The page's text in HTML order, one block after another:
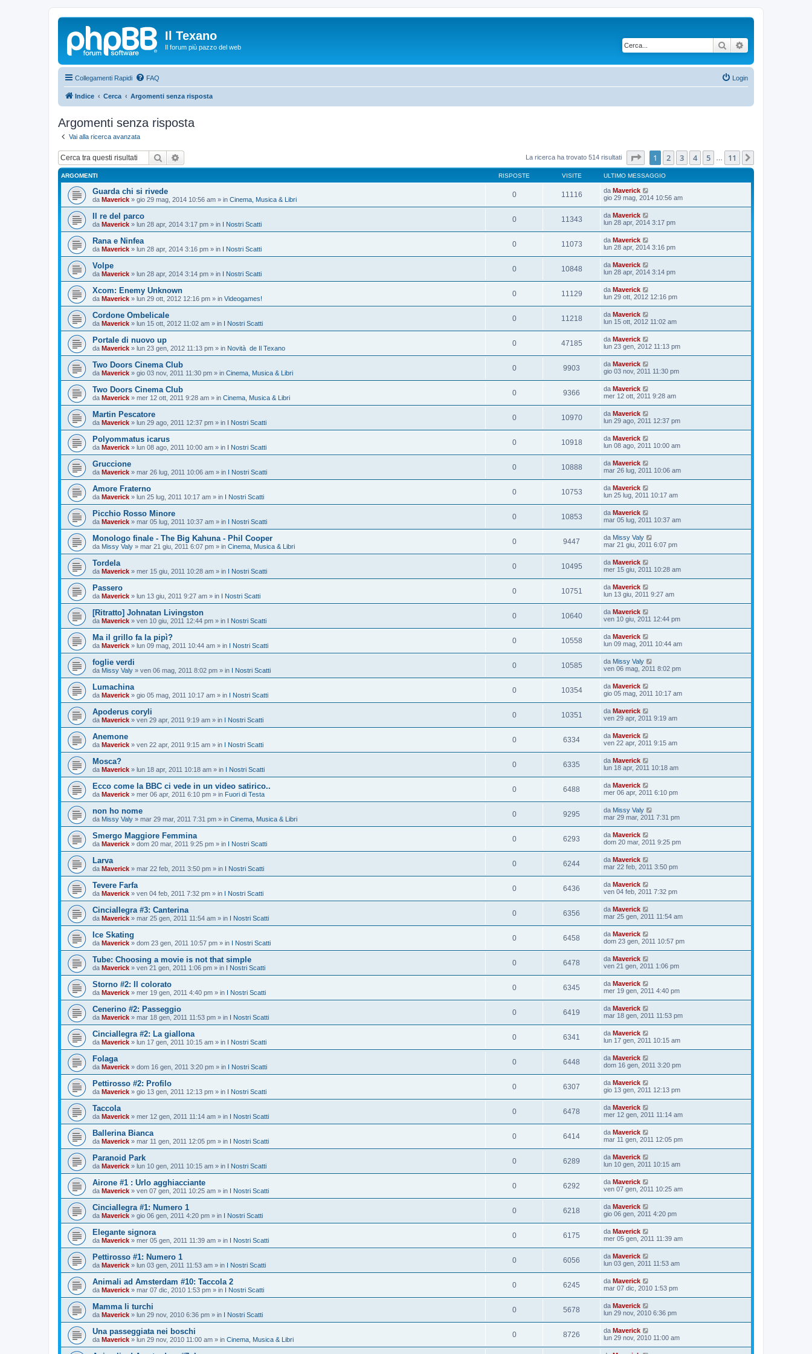
Il Texano
Il forum più pazzo del web Cerca
Collegamenti Rapidi FAQ Login
Indice Cerca Argomenti senza risposta
Argomenti senza risposta
Vai alla ricerca avanzata
Cerca La ricerca ha trovato 514 risultati Pagina1 di
1 2 3 4 5 11
ARGOMENTI RISPOSTE VISITE ULTIMO MESSAGGIO
Guarda chi si rivede
da Maverick » gio 29 mag, 2014 10:56 am » in Cinema, Musica & Libri
0 11116 da Maverick
gio 29 mag, 2014 10:56 am
Il re del parco
da Maverick » lun 28 apr, 2014 3:17 pm » in I Nostri Scatti
0 11343 da Maverick
lun 28 apr, 2014 3:17 pm
Rana e Ninfea
da Maverick » lun 28 apr, 2014 3:16 pm » in I Nostri Scatti
0 11073 da Maverick
lun 28 apr, 2014 3:16 pm
Volpe
da Maverick » lun 28 apr, 2014 3:14 pm » in I Nostri Scatti
0 10848 da Maverick
lun 28 apr, 2014 3:14 pm
Xcom: Enemy Unknown
da Maverick » lun 29 ott, 2012 12:16 pm » in Videogames!
0 11129 da Maverick
lun 29 ott, 2012 12:16 pm
Cordone Ombelicale
da Maverick » lun 15 ott, 2012 11:02 am » in I Nostri Scatti
0 11218 da Maverick
lun 15 ott, 2012 11:02 am
Portale di nuovo up
da Maverick » lun 23 gen, 2012 11:13 pm » in Novità de Il Texano
0 47185 da Maverick
lun 23 gen, 2012 11:13 pm
Two Doors Cinema Club
da Maverick » gio 03 nov, 2011 11:30 pm » in Cinema, Musica & Libri
0 9903 da Maverick
gio 03 nov, 2011 11:30 pm
Two Doors Cinema Club
da Maverick » mer 12 ott, 2011 9:28 am » in Cinema, Musica & Libri
0 9366 da Maverick
mer 12 ott, 2011 9:28 am
Martin Pescatore
da Maverick » lun 29 ago, 2011 12:37 pm » in I Nostri Scatti
0 10970 da Maverick
lun 29 ago, 2011 12:37 pm
Polyommatus icarus
da Maverick » lun 08 ago, 2011 10:00 am » in I Nostri Scatti
0 10918 da Maverick
lun 08 ago, 2011 10:00 am
Gruccione
da Maverick » mar 26 lug, 2011 10:06 am » in I Nostri Scatti
0 10888 da Maverick
mar 26 lug, 2011 10:06 am
Amore Fraterno
da Maverick » lun 25 lug, 2011 10:17 am » in I Nostri Scatti
0 10753 da Maverick
lun 25 lug, 2011 10:17 am
Picchio Rosso Minore
da Maverick » mar 05 lug, 2011 10:37 am » in I Nostri Scatti
0 10853 da Maverick
mar 05 lug, 2011 10:37 am
Monologo finale - The Big Kahuna - Phil Cooper
da Missy Valy » mar 21 giu, 2011 6:07 pm » in Cinema, Musica & Libri
0 9447 da Missy Valy
mar 21 giu, 2011 6:07 pm
Tordela
da Maverick » mer 15 giu, 2011 10:28 am » in I Nostri Scatti
0 10495 da Maverick
mer 15 giu, 2011 10:28 am
Passero
da Maverick » lun 13 giu, 2011 9:27 am » in I Nostri Scatti
0 10751 da Maverick
lun 13 giu, 2011 9:27 am
[Ritratto] Johnatan Livingston
da Maverick » ven 10 giu, 2011 12:44 pm » in I Nostri Scatti
0 10640 da Maverick
ven 10 giu, 2011 12:44 pm
Ma il grillo fa la pipì?
da Maverick » lun 09 mag, 2011 10:44 am » in I Nostri Scatti
0 10558 da Maverick
lun 09 mag, 2011 10:44 am
foglie verdi
da Missy Valy » ven 06 mag, 2011 8:02 pm » in I Nostri Scatti
0 10585 da Missy Valy
ven 06 mag, 2011 8:02 pm
Lumachina
da Maverick » gio 05 mag, 2011 10:17 am » in I Nostri Scatti
0 10354 da Maverick
gio 05 mag, 2011 10:17 am
Apoderus coryli
da Maverick » ven 29 apr, 2011 9:19 am » in I Nostri Scatti
0 10351 da Maverick
ven 29 apr, 2011 9:19 am
Anemone
da Maverick » ven 22 apr, 2011 9:15 am » in I Nostri Scatti
0 6334 da Maverick
ven 22 apr, 2011 9:15 am
Mosca?
da Maverick » lun 18 apr, 2011 10:18 am » in I Nostri Scatti
0 6335 da Maverick
lun 18 apr, 2011 10:18 am
Ecco come la BBC ci vede in un video satirico..
da Maverick » mer 06 apr, 2011 6:10 pm » in Fuori di Testa
0 6488 da Maverick
mer 06 apr, 2011 6:10 pm
non ho nome
da Missy Valy » mar 29 mar, 2011 7:31 pm » in Cinema, Musica & Libri
0 9295 da Missy Valy
mar 29 mar, 2011 7:31 pm
Smergo Maggiore Femmina
da Maverick » dom 20 mar, 2011 9:25 pm » in I Nostri Scatti
0 6293 da Maverick
dom 20 mar, 2011 9:25 pm
Larva
da Maverick » mar 22 feb, 2011 3:50 pm » in I Nostri Scatti
0 6244 da Maverick
mar 22 feb, 2011 3:50 pm
Tevere Farfa
da Maverick » ven 04 feb, 2011 7:32 pm » in I Nostri Scatti
0 6436 da Maverick
ven 04 feb, 2011 7:32 pm
Cinciallegra #3: Canterina
da Maverick » mar 25 gen, 2011 11:54 am » in I Nostri Scatti
0 6356 da Maverick
mar 25 gen, 2011 11:54 am
Ice Skating
da Maverick » dom 23 gen, 2011 10:57 pm » in I Nostri Scatti
0 6458 da Maverick
dom 23 gen, 2011 10:57 pm
Tube: Choosing a movie is not that simple
da Maverick » ven 21 gen, 2011 1:06 pm » in I Nostri Scatti
0 6478 da Maverick
ven 21 gen, 2011 1:06 pm
Storno #2: Il colorato
da Maverick » mer 19 gen, 2011 4:40 pm » in I Nostri Scatti
0 6345 da Maverick
mer 19 gen, 2011 4:40 pm
Cenerino #2: Passeggio
da Maverick » mar 18 gen, 2011 11:53 pm » in I Nostri Scatti
0 6419 da Maverick
mar 18 gen, 2011 11:53 pm
Cinciallegra #2: La giallona
da Maverick » lun 17 gen, 2011 10:15 am » in I Nostri Scatti
0 6341 da Maverick
lun 17 gen, 2011 10:15 am
Folaga
da Maverick » dom 16 gen, 2011 3:20 pm » in I Nostri Scatti
0 6448 da Maverick
dom 16 gen, 2011 3:20 pm
Pettirosso #2: Profilo
da Maverick » gio 13 gen, 2011 12:13 pm » in I Nostri Scatti
0 6307 da Maverick
gio 13 gen, 2011 12:13 pm
Taccola
da Maverick » mer 12 gen, 2011 11:14 am » in I Nostri Scatti
0 6478 da Maverick
mer 12 gen, 2011 11:14 am
Ballerina Bianca
da Maverick » mar 11 gen, 2011 12:05 pm » in I Nostri Scatti
0 6414 da Maverick
mar 11 gen, 2011 12:05 pm
Paranoid Park
da Maverick » lun 10 gen, 2011 10:15 am » in I Nostri Scatti
0 6289 da Maverick
lun 10 gen, 2011 10:15 am
Airone #1 : Urlo agghiacciante
da Maverick » ven 07 gen, 2011 10:25 am » in I Nostri Scatti
0 6292 da Maverick
ven 07 gen, 2011 10:25 am
Cinciallegra #1: Numero 1
da Maverick » gio 06 gen, 2011 4:20 pm » in I Nostri Scatti
0 6218 da Maverick
gio 06 gen, 2011 4:20 pm
Elegante signora
da Maverick » mer 05 gen, 2011 11:39 am » in I Nostri Scatti
0 6175 da Maverick
mer 05 gen, 2011 11:39 am
Pettirosso #1: Numero 1
da Maverick » lun 03 gen, 2011 11:53 am » in I Nostri Scatti
0 6056 da Maverick
lun 03 gen, 2011 11:53 am
Animali ad Amsterdam #10: Taccola 2
da Maverick » mar 07 dic, 2010 1:53 pm » in I Nostri Scatti
0 6245 da Maverick
mar 07 dic, 2010 1:53 pm
Mamma li turchi
da Maverick » lun 29 nov, 2010 6:36 pm » in I Nostri Scatti
0 5678 da Maverick
lun 29 nov, 2010 6:36 pm
Una passeggiata nei boschi
da Maverick » lun 29 nov, 2010 11:00 am » in Cinema, Musica & Libri
0 8726 da Maverick
lun 29 nov, 2010 11:00 am